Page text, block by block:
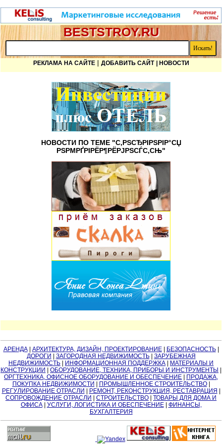
BESTSTROY.RU
РЕКЛАМА НА САЙТЕ| ДОБАВИТЬ САЙТ | НОВОСТИ
НОВОСТИ ПО ТЕМЕ "С‚РЅСЂРІРЅРІР°СЏ
РЅРΜРҐРІРЁР¶РЁРЈРЅСЃС‚СЊ"
АРЕНДА| АРХИТЕКТУРА, ДИЗАЙН, ПРОЕКТИРОВАНИЕ| БЕЗОПАСНОСТЬ|
ДОРОГИ
ЗАГОРОДНАЯ НЕДВИЖИМОСТЬ| ЗАРУБЕЖНАЯ
НЕДВИЖИМОСТЬ
ИНФОРМАЦИОННАЯ ПОДДЕРЖКА
МАТЕРИАЛЫ И
КОНСТРУКЦИИ
ОБОРУДОВАНИЕ, ТЕХНИКА, ПРИБОРЫ И ИНСТРУМЕНТЫ
ОРГТЕХНИКА, ОФИСНОЕ ОБОРУДОВАНИЕ И ОБЕСПЕЧЕНИЕ
ПРОДАЖА,
ПОКУПКА НЕДВИЖИМОСТИ
ПРОМЫШЛЕННОЕ СТРОИТЕЛЬСТВО|
РЕГУЛИРОВАНИЕ ОТРАСЛИ
РЕМОНТ, РЕКОНСТРУКЦИЯ, РЕСТАВРАЦИЯ
СОПРОВОЖДЕНИЕ ОТРАСЛИ
СТРОИТЕЛЬСТВО
ТОВАРЫ ДЛЯ ДОМА И
ОФИСА| УСЛУГИ, ЛОГИСТИКА И ОБЕСПЕЧЕНИЕ| ФИНАНСЫ,
БУХГАЛТЕРИЯ